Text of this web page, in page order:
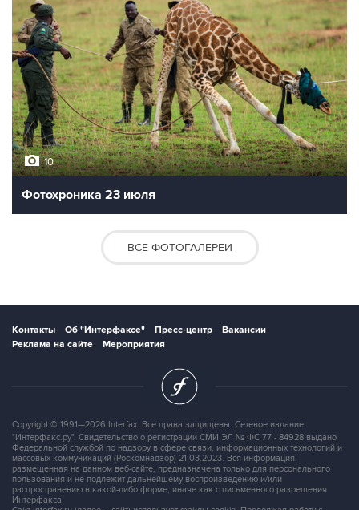
10
Фотохроника 23 июля
ВСЕ ФОТОГАЛЕРЕИ
Контакты Об "Интерфаксе" Пресс-центр
Вакансии
Реклама на сайте
Мероприятия
Copyright © 1991—2026 Interfax. Все права защищены. Сетевое издание
"Интерфакс.ру". Свидетельство о регистрации СМИ ЭЛ № ФС 77 - 84928 выдано
Федеральной службой по надзору в сфере связи, информационных технологий и
массовых коммуникаций (Роскомнадзор) 21.03.2023. Вся информация,
размещенная на данном веб-сайте, предназначена только для персонального
пользования и не подлежит дальнейшему воспроизведению и/или
распространению в какой-либо форме, иначе как с письменного разрешения
Интерфакса.